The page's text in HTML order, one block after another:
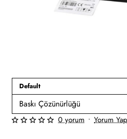
Default
Baskı Çözünürlüğü
0 yorum • Yorum Yap